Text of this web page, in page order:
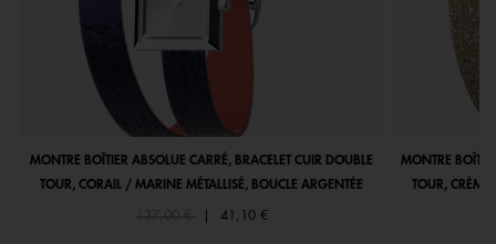
MONTRE BOÎTIER ABSOLUE CARRÉ, BRACELET CUIR DOUBLE
TOUR, CORAIL / MARINE MÉTALLISÉ, BOUCLE ARGENTÉE
Price reduced from
137,00 €to 41,10 €
MONTRE
TOUR, CRÈME